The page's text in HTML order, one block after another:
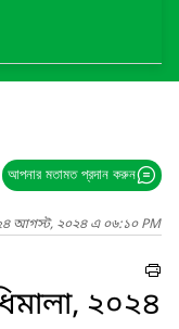
আপনার মতামত প্রদান করুন
২৪ আগস্ট, ২০২৪ এ ০৬:১০ PM
২০২৪